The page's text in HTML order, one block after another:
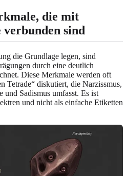
die mit
sind
die Grundlage legen, sind
durch eine deutlich
Diese Merkmale werden oft
Tetrade“ diskutiert, die Narzissmus,
und Sadismus umfasst. Es ist
und nicht als einfache Etiketten